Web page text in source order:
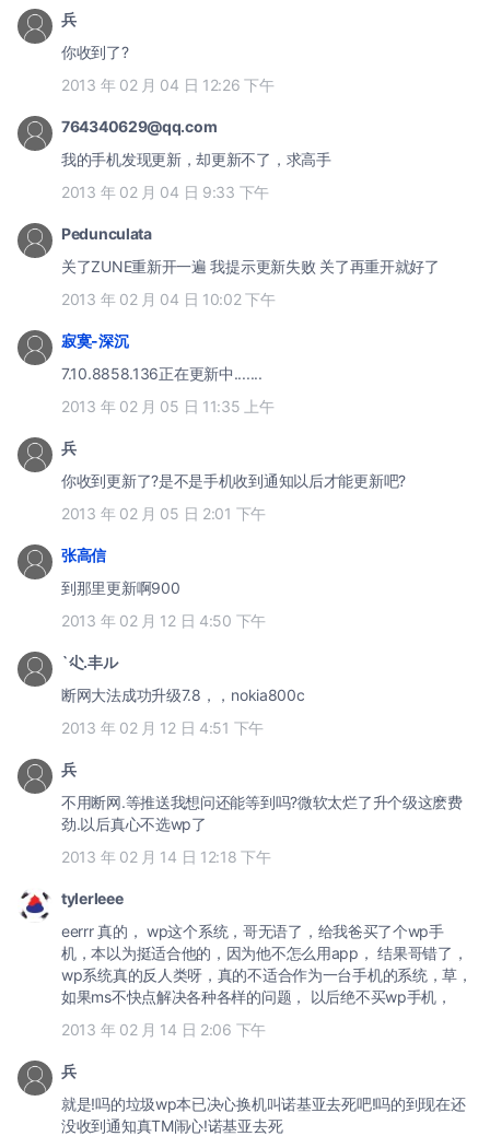
兵
你收到了?
2013 年 02 月 04 日 12:26 下午
764340629@qq.com
我的手机发现更新，却更新不了，求高手
2013 年 02 月 04 日 9:33 下午
Pedunculata
关了ZUNE重新开一遍 我提示更新失败 关了再重开就好了
2013 年 02 月 04 日 10:02 下午
寂寞-深沉
7.10.8858.136正在更新中.......
2013 年 02 月 05 日 11:35 上午
兵
你收到更新了?是不是手机收到通知以后才能更新吧?
2013 年 02 月 05 日 2:01 下午
张高信
到那里更新啊900
2013 年 02 月 12 日 4:50 下午
`尐.丰ル
断网大法成功升级7.8，，nokia800c
2013 年 02 月 12 日 4:51 下午
兵
不用断网.等推送我想问还能等到吗?微软太烂了升个级这麽费
劲.以后真心不选wp了
2013 年 02 月 14 日 12:18 下午
tylerleee
eerrr 真的， wp这个系统，哥无语了，给我爸买了个wp手
机，本以为挺适合他的，因为他不怎么用app， 结果哥错了，
wp系统真的反人类呀，真的不适合作为一台手机的系统，草，
如果ms不快点解决各种各样的问题， 以后绝不买wp手机，
2013 年 02 月 14 日 2:06 下午
兵
就是!吗的垃圾wp本已决心换机叫诺基亚去死吧!吗的到现在还
没收到通知真TM闹心!诺基亚去死